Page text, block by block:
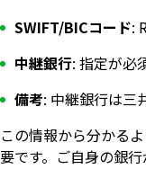
SWIFT/BICコード:
中継銀行: 指定が必
備考: 中継銀行は三
この情報から分かる
要です。ご自身の銀